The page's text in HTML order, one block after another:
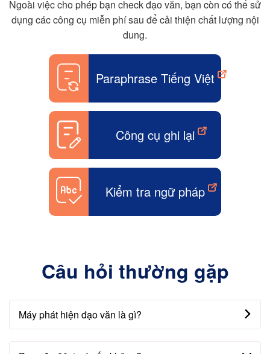
Ngoài việc cho phép bạn check đạo văn, bạn còn có thể sử
dụng các công cụ miễn phí sau để cải thiện chất lượng nội
dung.
Paraphrase Tiếng Việt
Công cụ ghi lại
Kiểm tra ngữ pháp
Câu hỏi thường gặp
Máy phát hiện đạo văn là gì?